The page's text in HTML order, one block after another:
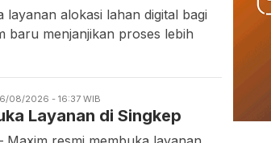
layanan alokasi lahan digital bagi
baru menjanjikan proses lebih
08/2026 - 16:37 WIB
Layanan di Singkep